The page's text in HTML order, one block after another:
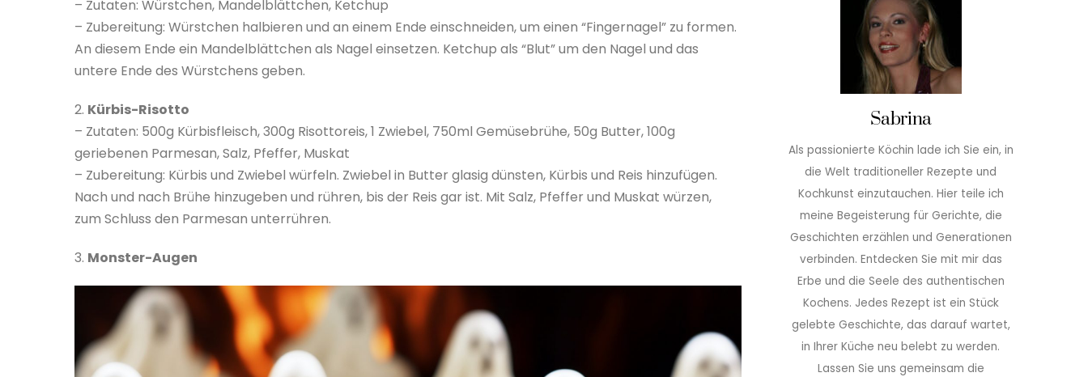
– Zutaten: Würstchen, Mandelblättchen, Ketchup
– Zubereitung: Würstchen halbieren und an einem Ende einschneiden, um einen “Fingernagel” zu formen.
An diesem Ende ein Mandelblättchen als Nagel einsetzen. Ketchup als “Blut” um den Nagel und das
untere Ende des Würstchens geben.
2. Kürbis-Risotto
– Zutaten: 500g Kürbisfleisch, 300g Risottoreis, 1 Zwiebel, 750ml Gemüsebrühe, 50g Butter, 100g
geriebenen Parmesan, Salz, Pfeffer, Muskat
– Zubereitung: Kürbis und Zwiebel würfeln. Zwiebel in Butter glasig dünsten, Kürbis und Reis hinzufügen.
Nach und nach Brühe hinzugeben und rühren, bis der Reis gar ist. Mit Salz, Pfeffer und Muskat würzen,
zum Schluss den Parmesan unterrühren.
3. Monster-Augen
Sabrina
Als passionierte Köchin lade ich Sie ein, in
die Welt traditioneller Rezepte und
Kochkunst einzutauchen. Hier teile ich
meine Begeisterung für Gerichte, die
Geschichten erzählen und Generationen
verbinden. Entdecken Sie mit mir das
Erbe und die Seele des authentischen
Kochens. Jedes Rezept ist ein Stück
gelebte Geschichte, das darauf wartet,
in Ihrer Küche neu belebt zu werden.
Lassen Sie uns gemeinsam die